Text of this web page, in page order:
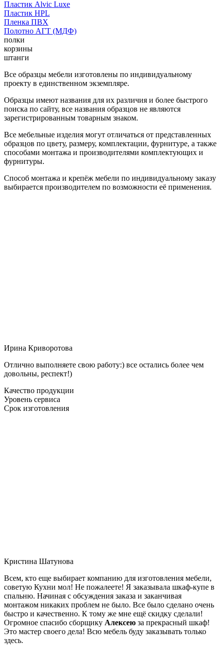
Пластик Alvic Luxe
Пластик HPL
Пленка ПВХ
Полотно АГТ (МДФ)
полки
корзины
штанги
Все образцы мебели изготовлены по индивидуальному
проекту в единственном экземпляре.
Образцы имеют названия для их различия и более быстрого
поиска по сайту, все названия образцов не являются
зарегистрированным товарным знаком.
Все мебельные изделия могут отличаться от представленных
образцов по цвету, размеру, комплектации, фурнитуре, а также
способами монтажа и производителями комплектующих и
фурнитуры.
Способ монтажа и крепёж мебели по индивидуальному заказу
выбирается производителем по возможности её применения.
Ирина Криворотова
Отлично выполняете свою работу:) все остались более чем
довольны, респект!)
Качество продукции
Уровень сервиса
Срок изготовления
Кристина Шатунова
Всем, кто еще выбирает компанию для изготовления мебели,
советую Кухни мол! Не пожалеете! Я заказывала шкаф-купе в
спальню. Начиная с обсуждения заказа и заканчивая
монтажом никаких проблем не было. Все было сделано очень
быстро и качественно. К тому же мне ещё скидку сделали!
Огромное спасибо сборщику Алексею за прекрасный шкаф!
Это мастер своего дела! Всю мебель буду заказывать только
здесь.